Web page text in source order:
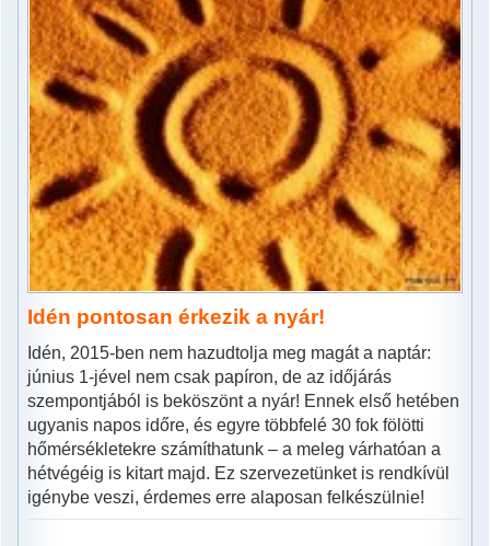
Idén pontosan érkezik a nyár!
Idén, 2015-ben nem hazudtolja meg magát a naptár:
június 1-jével nem csak papíron, de az időjárás
szempontjából is beköszönt a nyár! Ennek első hetében
ugyanis napos időre, és egyre többfelé 30 fok fölötti
hőmérsékletekre számíthatunk – a meleg várhatóan a
hétvégéig is kitart majd. Ez szervezetünket is rendkívül
igénybe veszi, érdemes erre alaposan felkészülnie!